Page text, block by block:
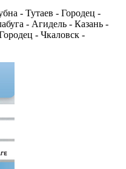
- Тутаев - Городец -
- Агидель - Казань -
- Чкаловск -